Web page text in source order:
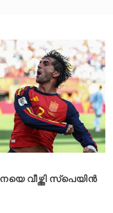
വീഴ്ത്തി സ്‌പെയിൻ